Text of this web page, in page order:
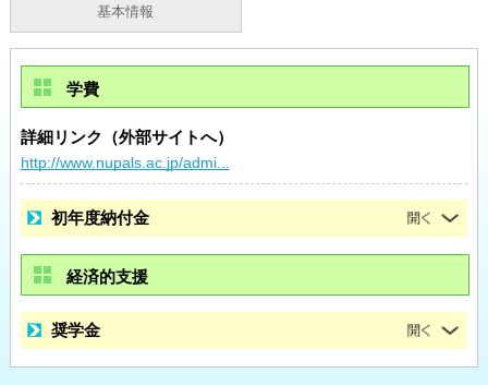
基本情報
学費
詳細リンク（外部サイトへ）
http://www.nupals.ac.jp/admi...
初年度納付金
経済的支援
奨学金